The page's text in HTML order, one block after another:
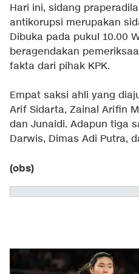
Hari ini, sidang
antikorupsi merupakan
Dibuka pada pukul 10.00
beragendakan
fakta dari pihak KPK.
Empat saksi ahli yang
Arif Sidarta, Zainal Arifin
dan Junaidi. Adapun tiga
Darwis, Dimas Adi Putra,
(obs)